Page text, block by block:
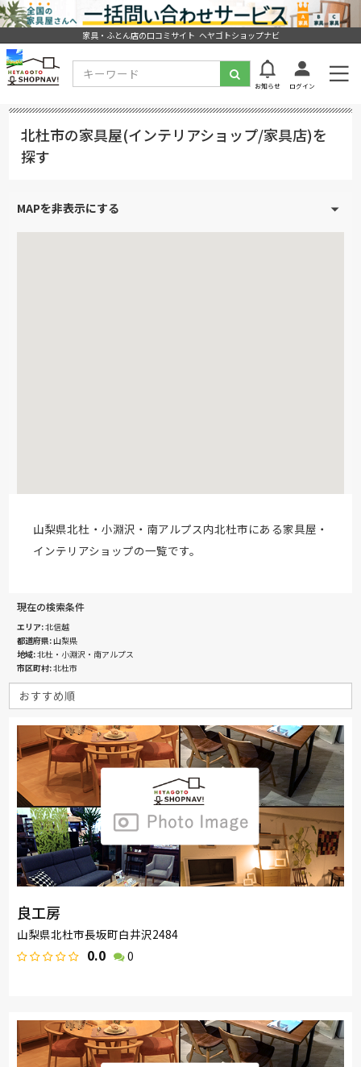
家具・ふとん店の口コミサイト ヘヤゴトショップナビ
お知らせ ログイン
北杜市の家具屋(インテリアショップ/家具店)を
探す
山梨県北杜・小淵沢・南アルプス内北杜市にある家具屋・
インテリアショップの一覧です。
現在の検索条件
エリア 北信越
都道府県 山梨県
地域 北杜・小淵沢・南アルプス
市区町村 北杜市
良工房
山梨県北杜市長坂町白井沢2484
0.0 0